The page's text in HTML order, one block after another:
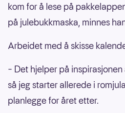
kom for å lese på
på julebukkmaska, minnes
Arbeidet med å skisse
– Det hjelper på
så jeg starter allerede i
planlegge for året etter.